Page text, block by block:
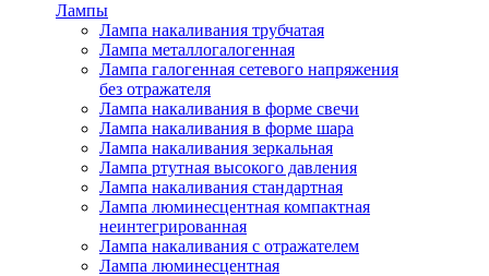
Лампы
Лампа накаливания трубчатая
Лампа металлогалогенная
Лампа галогенная сетевого напряжения
без отражателя
Лампа накаливания в форме свечи
Лампа накаливания в форме шара
Лампа накаливания зеркальная
Лампа ртутная высокого давления
Лампа накаливания стандартная
Лампа люминесцентная компактная
неинтегрированная
Лампа накаливания с отражателем
Лампа люминесцентная